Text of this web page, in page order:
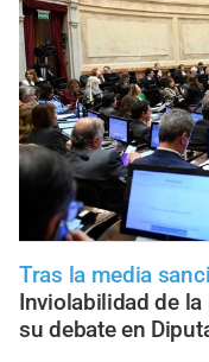
Tras la media
Inviolabilidad de
su debate en